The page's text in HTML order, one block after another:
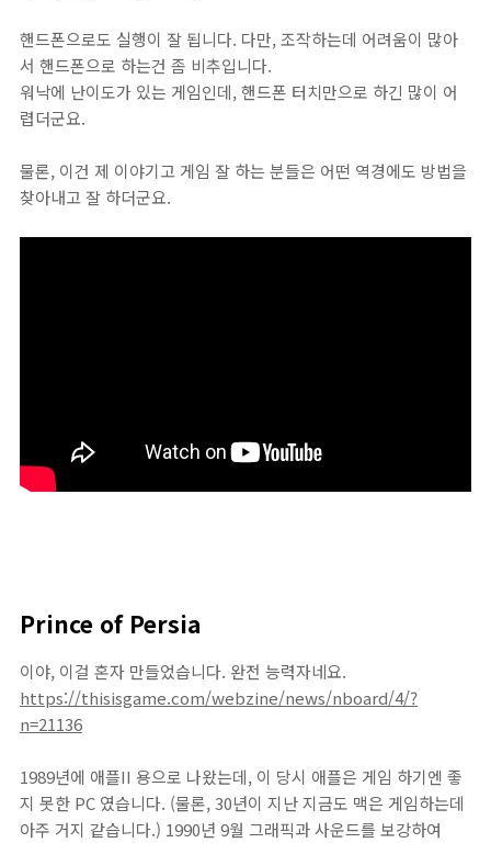
핸드폰으로도 실행이 잘 됩니다. 다만, 조작하는데 어려움이 많아
서 핸드폰으로 하는건 좀 비추입니다.
워낙에 난이도가 있는 게임인데, 핸드폰 터치만으로 하긴 많이 어
렵더군요.
물론, 이건 제 이야기고 게임 잘 하는 분들은 어떤 역경에도 방법을
찾아내고 잘 하더군요.
Prince of Persia
이야, 이걸 혼자 만들었습니다. 완전 능력자네요.
https://thisisgame.com/webzine/news/nboard/4/?
n=21136
1989년에 애플II 용으로 나왔는데, 이 당시 애플은 게임 하기엔 좋
지 못한 PC 였습니다. (물론, 30년이 지난 지금도 맥은 게임하는데
아주 거지 같습니다.) 1990년 9월 그래픽과 사운드를 보강하여